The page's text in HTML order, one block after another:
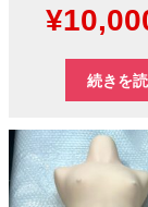
元
の
価
格
は
¥
続きを